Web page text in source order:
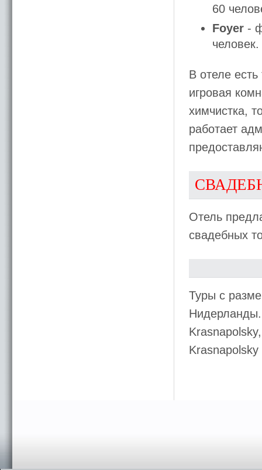
60
Foyer -
человек.
В отеле
игровая
химчистка,
работает
Отель
свадебных
Туры с
Krasnapolsky